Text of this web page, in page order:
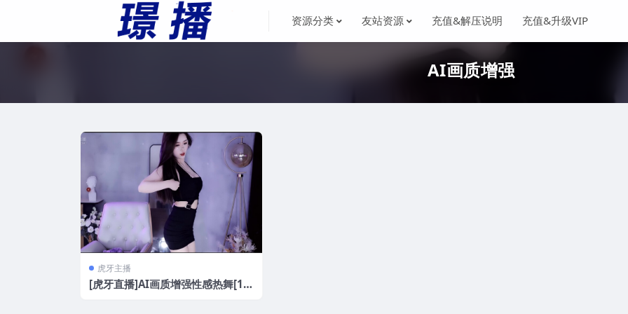
资源分类 友站资源 充值&解压说明 充值&升级VIP
AI画质增强
虎牙主播
[虎牙直播]AI画质增强性感热舞[14